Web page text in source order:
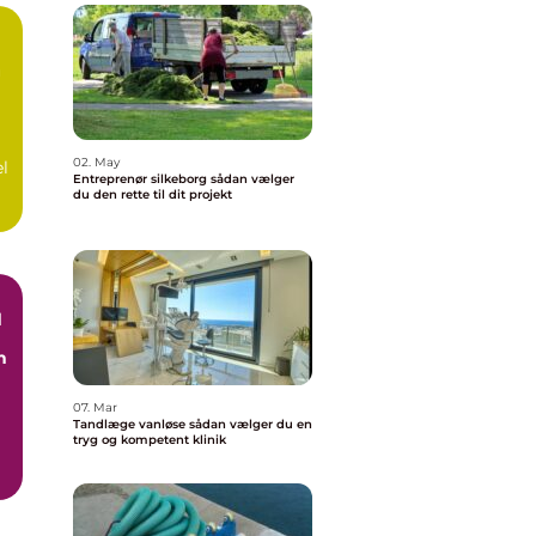
02. May
Entreprenør silkeborg sådan vælger
du den rette til dit projekt
07. Mar
Tandlæge vanløse sådan vælger du en
tryg og kompetent klinik